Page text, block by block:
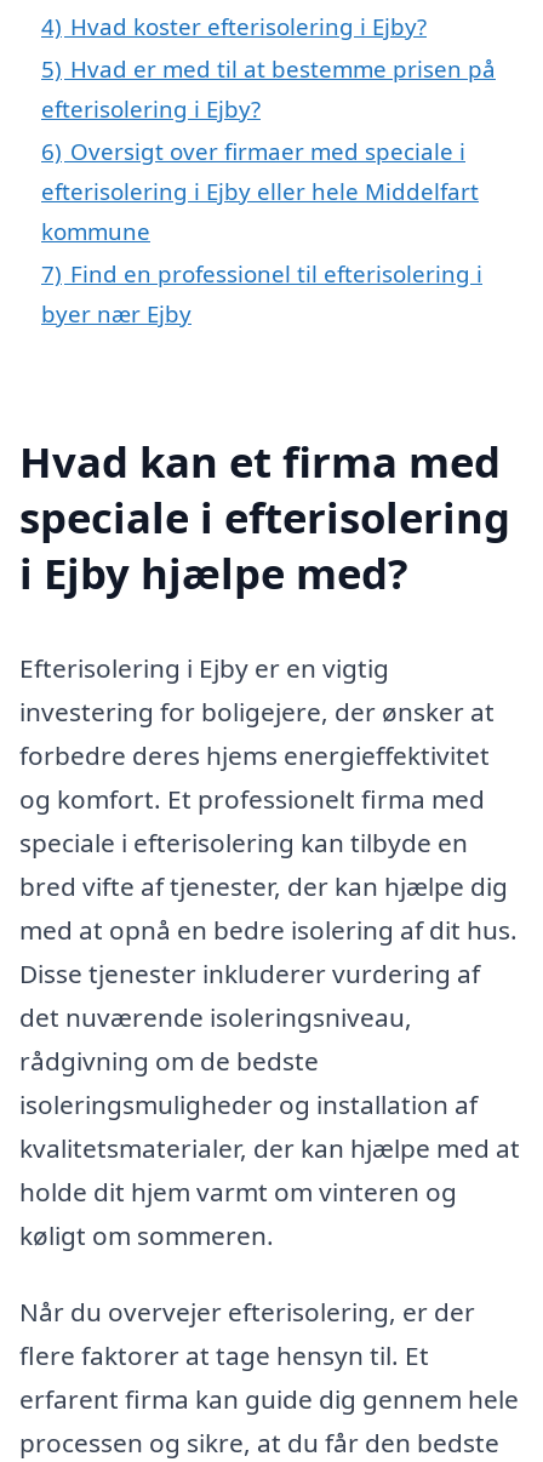
4) Hvad koster efterisolering i Ejby?
5) Hvad er med til at bestemme prisen på
efterisolering i Ejby?
6) Oversigt over firmaer med speciale i
efterisolering i Ejby eller hele Middelfart
kommune
7) Find en professionel til efterisolering i
byer nær Ejby
Hvad kan et firma med
speciale i efterisolering
i Ejby hjælpe med?
Efterisolering i Ejby er en vigtig
investering for boligejere, der ønsker at
forbedre deres hjems energieffektivitet
og komfort. Et professionelt firma med
speciale i efterisolering kan tilbyde en
bred vifte af tjenester, der kan hjælpe dig
med at opnå en bedre isolering af dit hus.
Disse tjenester inkluderer vurdering af
det nuværende isoleringsniveau,
rådgivning om de bedste
isoleringsmuligheder og installation af
kvalitetsmaterialer, der kan hjælpe med at
holde dit hjem varmt om vinteren og
køligt om sommeren.
Når du overvejer efterisolering, er der
flere faktorer at tage hensyn til. Et
erfarent firma kan guide dig gennem hele
processen og sikre, at du får den bedste